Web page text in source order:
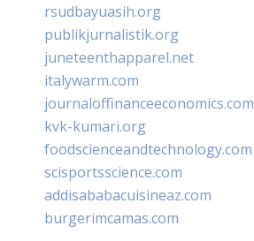
rsudbayuasih.org
publikjurnalistik.org
juneteenthapparel.net
italywarm.com
journaloffinanceeconomics.com
kvk-kumari.org
foodscienceandtechnology.com
scisportsscience.com
addisababacuisineaz.com
burgerimcamas.com